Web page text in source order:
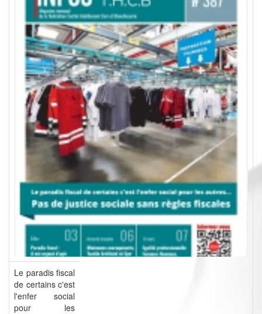
Le paradis fiscal
de certains c'est
l'enfer social
pour les